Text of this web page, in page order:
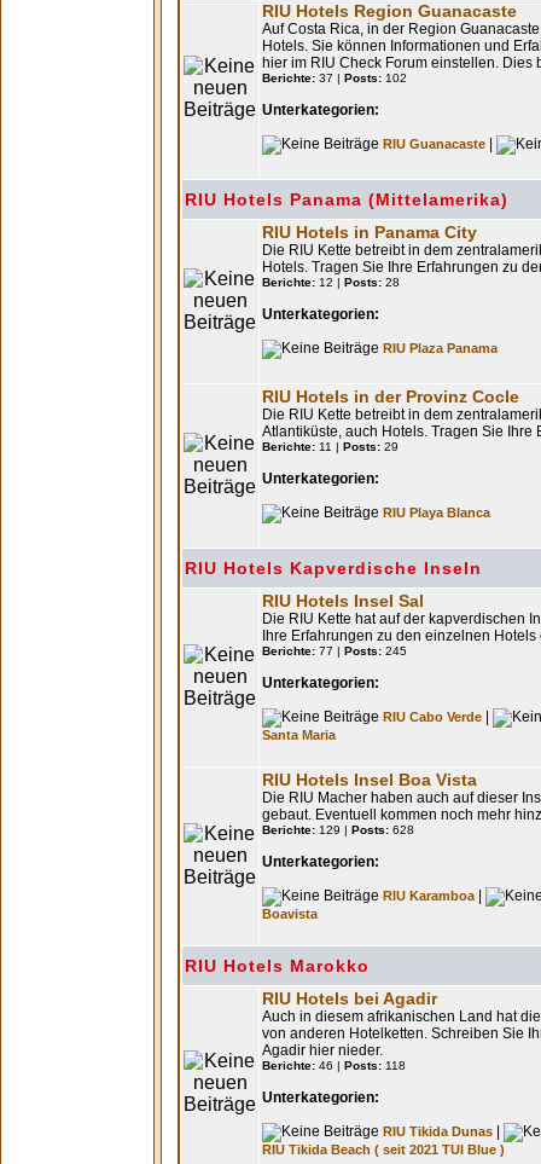
RIU Hotels Region Guanacaste
Auf Costa Rica, in der Region
Hotels. Sie können Informationen und
hier im RIU Check Forum einstellen.
Berichte: 37 | Posts: 102
Unterkategorien:
RIU Guanacaste
RIU Hotels Panama (Mittelamerika)
RIU Hotels in Panama City
Die RIU Kette betreibt in dem
Hotels. Tragen Sie Ihre Erfahrungen zu
Berichte: 12 | Posts: 28
Unterkategorien:
RIU Plaza Panama
RIU Hotels in der Provinz Cocle
Die RIU Kette betreibt in dem
Atlantiküste, auch Hotels. Tragen Sie
Berichte: 11 | Posts: 29
Unterkategorien:
RIU Playa Blanca
RIU Hotels Kapverdische Inseln
RIU Hotels Insel Sal
Die RIU Kette hat auf der kapverdischen
Ihre Erfahrungen zu den einzelnen
Berichte: 77 | Posts: 245
Unterkategorien:
RIU Cabo Verde
Santa Maria
RIU Hotels Insel Boa Vista
Die RIU Macher haben auch auf dieser
gebaut. Eventuell kommen noch mehr
Berichte: 129 | Posts: 628
Unterkategorien:
RIU Karamboa|
Boavista
RIU Hotels Marokko
RIU Hotels bei Agadir
Auch in diesem afrikanischen Land hat
von anderen Hotelketten. Schreiben Sie
Agadir hier nieder.
Berichte: 46 | Posts: 118
Unterkategorien:
RIU Tikida Dunas
RIU Tikida Beach ( seit 2021 TUI Blue )